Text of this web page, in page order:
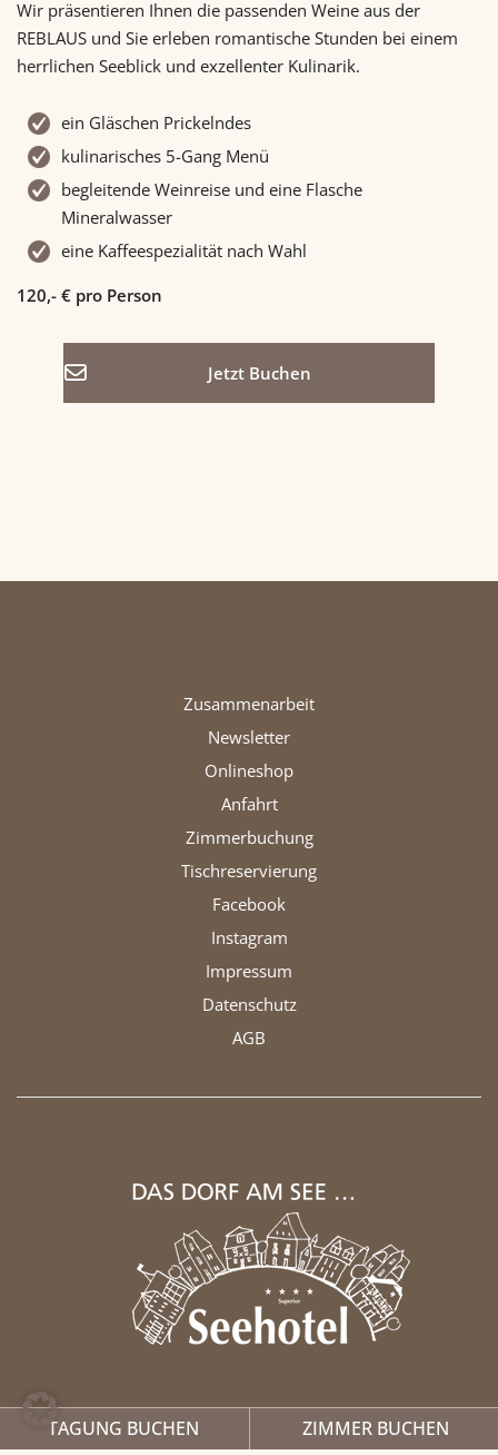
Wir präsentieren Ihnen die passenden Weine aus der
REBLAUS und Sie erleben romantische Stunden bei einem
herrlichen Seeblick und exzellenter Kulinarik.
ein Gläschen Prickelndes
kulinarisches 5-Gang Menü
begleitende Weinreise und eine Flasche
Mineralwasser
eine Kaffeespezialität nach Wahl
120,- € pro Person
Jetzt Buchen
Zusammenarbeit
Newsletter
Onlineshop
Anfahrt
Zimmerbuchung
Tischreservierung
Facebook
Instagram
Impressum
Datenschutz
AGB
TAGUNG BUCHEN ZIMMER BUCHEN